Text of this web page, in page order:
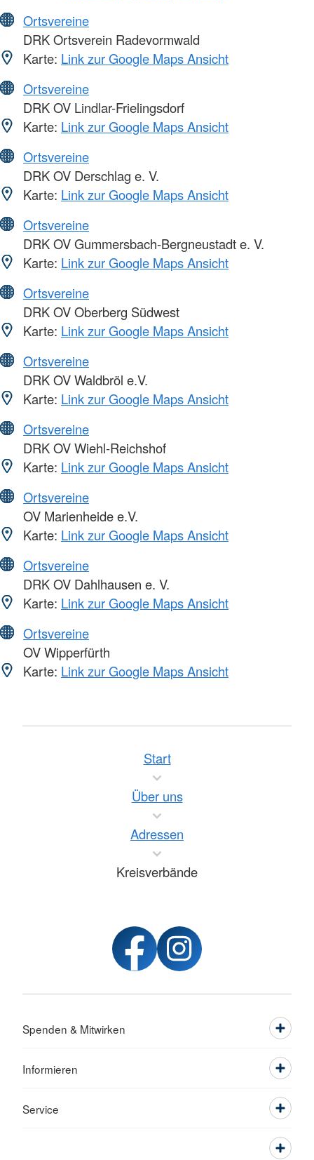
Ortsvereine
DRK Ortsverein Radevormwald
Karte: Link zur Google Maps Ansicht
Ortsvereine
DRK OV Lindlar-Frielingsdorf
Karte: Link zur Google Maps Ansicht
Ortsvereine
DRK OV Derschlag e. V.
Karte: Link zur Google Maps Ansicht
Ortsvereine
DRK OV Gummersbach-Bergneustadt e. V.
Karte: Link zur Google Maps Ansicht
Ortsvereine
DRK OV Oberberg Südwest
Karte: Link zur Google Maps Ansicht
Ortsvereine
DRK OV Waldbröl e.V.
Karte: Link zur Google Maps Ansicht
Ortsvereine
DRK OV Wiehl-Reichshof
Karte: Link zur Google Maps Ansicht
Ortsvereine
OV Marienheide e.V.
Karte: Link zur Google Maps Ansicht
Ortsvereine
DRK OV Dahlhausen e. V.
Karte: Link zur Google Maps Ansicht
Ortsvereine
OV Wipperfürth
Karte: Link zur Google Maps Ansicht
Start
Über uns
Adressen
Kreisverbände
Spenden & Mitwirken
Informieren
Service